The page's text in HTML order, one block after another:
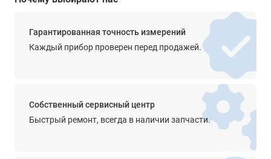
Построение наклонных линий
Элементы питания
Гарантированная точность измерений
Каждый прибор проверен перед продажей.
Собственный сервисный центр
Быстрый ремонт, всегда в наличии запчасти.